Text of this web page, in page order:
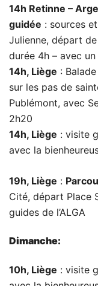
14h Retinne –
guidée : sources
Julienne, départ
durée 4h – avec
14h, Liège :
sur les pas de
Publémont, avec
2h20
14h, Liège : visite
avec la
19h, Liège :
Cité, départ Place
guides de l’ALGA
Dimanche:
10h, Liège : visite